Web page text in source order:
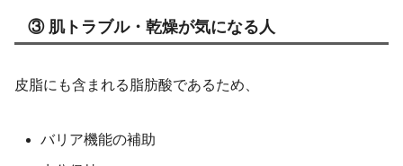
③ 肌トラブル・乾燥が気になる人
皮脂にも含まれる脂肪酸であるため、
バリア機能の補助